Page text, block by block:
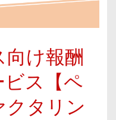
け報酬
ビス【ペ
クタリン